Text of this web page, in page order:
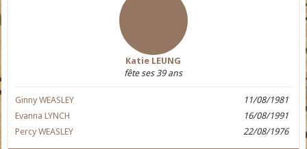
Katie LEUNG
fête ses 39 ans
Ginny WEASLEY
11/08/1981
Evanna LYNCH
16/08/1991
Percy WEASLEY
22/08/1976